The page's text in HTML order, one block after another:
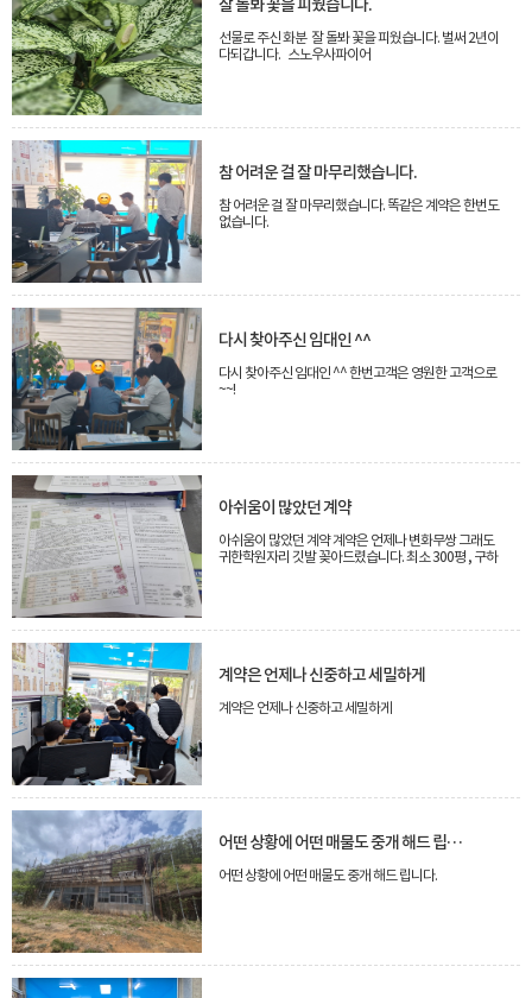
잘 돌봐 꽃을 피웠습니다.
선물로 주신 화분 잘 돌봐 꽃을 피웠습니다. 벌써 2년이
다되갑니다. 스노우사파이어
참 어려운 걸 잘 마무리했습니다.
참 어려운 걸 잘 마무리했습니다. 똑같은 계약은 한번도
없습니다.
다시 찾아주신 임대인 ^^
다시 찾아주신 임대인 ^^ 한번고객은 영원한 고객으로
~~!
아쉬움이 많았던 계약
아쉬움이 많았던 계약 계약은 언제나 변화무쌍 그래도
귀한학원자리 깃발 꽂아드렸습니다. 최소 300평 , 구하
계약은 언제나 신중하고 세밀하게
계약은 언제나 신중하고 세밀하게
어떤 상황에 어떤 매물도 중개 해드 립니다.
어떤 상황에 어떤 매물도 중개 해드 립니다.